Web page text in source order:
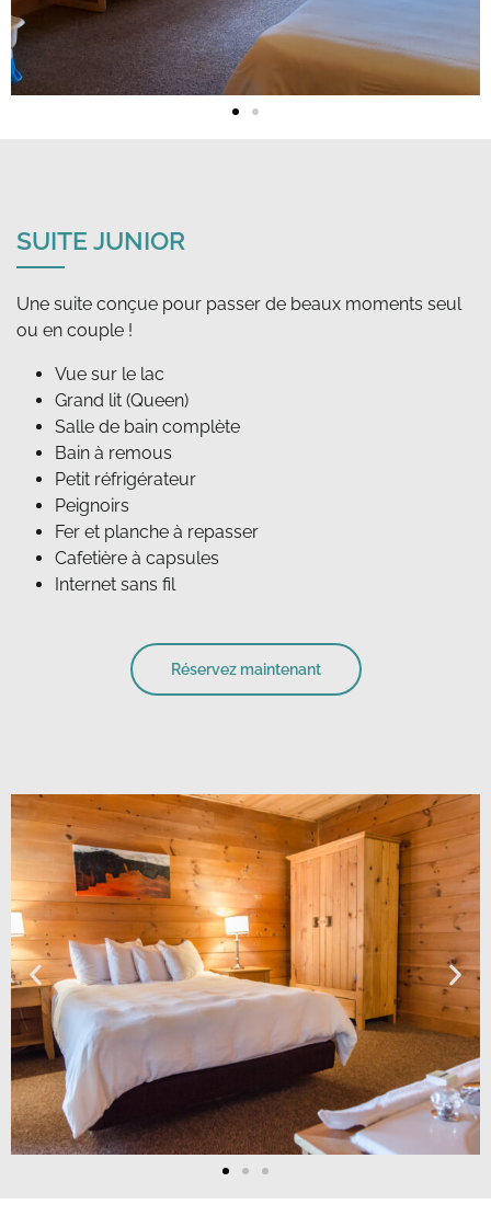
SUITE JUNIOR
Une suite conçue pour passer de beaux moments seul
Vue sur le lac
Grand lit (Queen)
Salle de bain complète
Bain à remous
Petit réfrigérateur
Peignoirs
Fer et planche à repasser
Cafetière à capsules
Internet sans fil
Réservez maintenant